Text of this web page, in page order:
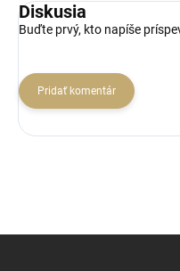
Diskusia
Buďte prvý, kto napíše
Pridať komentár